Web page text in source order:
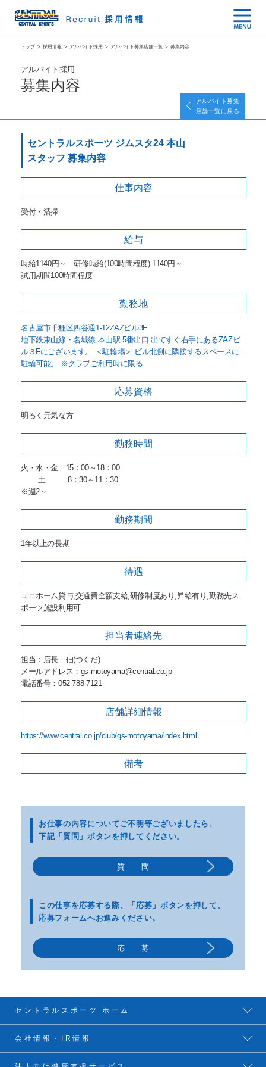
トップ > 採用情報 > アルバイト採用 > アルバイト募集店舗一覧 > 募集内容
アルバイト採用
募集内容
アルバイト募集
店舗一覧に戻る
セントラルスポーツ ジムスタ24 本山
スタッフ 募集内容
仕事内容
受付・清掃
給与
時給1140円～ 研修時給(100時間程度) 1140円～
試用期間100時間程度
勤務地
名古屋市千種区四谷通1-12ZAZビル3F
地下鉄東山線・名城線 本山駅 5番出口 出てすぐ右手にあるZAZビ
ル３Fにございます。 ＜駐輪場＞ ビル北側に隣接するスペースに
駐輪可能。 ※クラブご利用時に限る
応募資格
明るく元気な方
勤務時間
火・水・金 15：00～18：00
土 8：30～11：30
※週2～
勤務期間
1年以上の長期
待遇
ユニホーム貸与,交通費全額支給,研修制度あり,昇給有り,勤務先ス
ポーツ施設利用可
担当者連絡先
担当：店長 佃(つくだ)
メールアドレス：gs-motoyama@central.co.jp
電話番号：052-788-7121
店舗詳細情報
https://www.central.co.jp/club/gs-motoyama/index.html
備考
お仕事の内容についてご不明等ございましたら、
下記「質問」ボタンを押してください。
この仕事を応募する際、
「応募」ボタンを押して、
応募フォームへお進みください。
質 問
応 募
セントラルスポーツ ホーム
会社情報・IR情報